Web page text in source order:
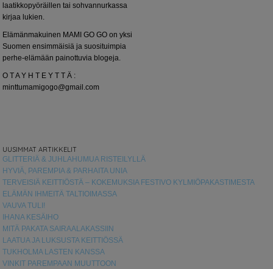
laatikkopyöräillen tai sohvannurkassa
kirjaa lukien.
Elämänmakuinen MAMI GO GO on yksi
Suomen ensimmäisiä ja suosituimpia
perhe-elämään painottuvia blogeja.
O T A Y H T E Y T T Ä :
minttumamigogo@gmail.com
UUSIMMAT ARTIKKELIT
GLITTERIÄ & JUHLAHUMUA RISTEILYLLÄ
HYVIÄ, PAREMPIA & PARHAITA UNIA
TERVEISIÄ KEITTIÖSTÄ – KOKEMUKSIA FESTIVO KYLMIÖPAKASTIMESTA
ELÄMÄN IHMEITÄ TALTIOIMASSA
VAUVA TULI!
IHANA KESÄIHO
MITÄ PAKATA SAIRAALAKASSIIN
LAATUA JA LUKSUSTA KEITTIÖSSÄ
TUKHOLMA LASTEN KANSSA
VINKIT PAREMPAAN MUUTTOON